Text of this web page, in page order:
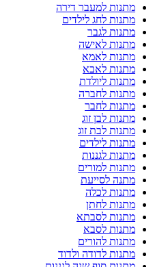
מתנות למעבר דירה
מתנות לחג לילדים
מתנות לגבר
מתנות לאישה
מתנות לאמא
מתנות לאבא
מתנות ליולדת
מתנות לחברה
מתנות לחבר
מתנות לבן זוג
מתנות לבת זוג
מתנות לילדים
מתנות לגננות
מתנות למורים
מתנה לסייעת
מתנות לכלה
מתנות לחתן
מתנות לסבתא
מתנות לסבא
מתנות להורים
מתנות לדודה ולדוד